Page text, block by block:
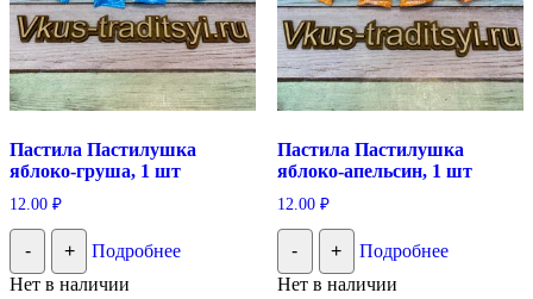
Пастила Пастилушка
яблоко-груша, 1 шт
12.00 ₽
- +
Подробнее
Нет в наличии
Пастила Пастилушка
яблоко-апельсин, 1 шт
12.00 ₽
- +
Подробнее
Нет в наличии